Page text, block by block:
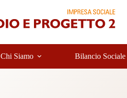
Chi Siamo Bilancio Sociale